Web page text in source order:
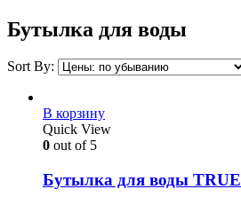
Бутылка для воды
Sort By:
В корзину
Quick View
0 out of 5
Бутылка для воды TRUE